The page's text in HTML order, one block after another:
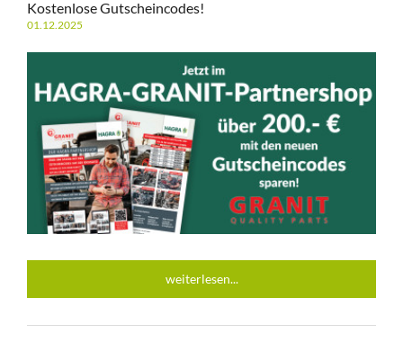
Kostenlose Gutscheincodes!
01.12.2025
weiterlesen...